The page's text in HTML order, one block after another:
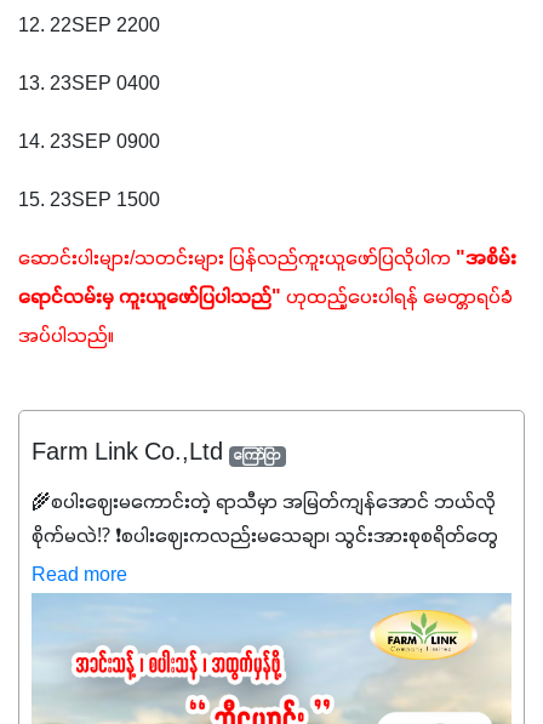
12. 22SEP 2200
13. 23SEP 0400
14. 23SEP 0900
15. 23SEP 1500
ဆောင်းပါးများ/သတင်းများ ပြန်လည်ကူးယူဖော်ပြလိုပါက "အစိမ်း
ရောင်လမ်းမှ ကူးယူဖော်ပြပါသည်" ဟုထည့်ပေးပါရန် မေတ္တာရပ်ခံ
အပ်ပါသည်။
Farm Link Co.,Ltd ကြော်ငြာ
🌾စပါးဈေးမကောင်းတဲ့ ရာသီမှာ အမြတ်ကျန်အောင် ဘယ်လို
စိုက်မလဲ⁉️ ❗စပါးဈေးကလည်းမသေချာ၊ သွင်းအားစုစရိတ်တွေ
ကလည်း တက်နေတဲ့ဒီလိုအချိန်မှာ သွင်းအားစုဖိုးကို လျှော့ချပြီး
အထွက်နှုန်းကို ထိန်းထားနိုင်မှ ဦးကြီးတို့ အဆင်ပြေမှာနော် ✔️ဒါ
ကြောင့် ကိုယ်သုံးသမျှ ကိုယ့်အတွက်အကျိုးရစေမယ့်
အရည်အသွေးစိတ်ချရတဲ့ သွင်းအားစုပစ္စည်းတွေကိုပဲ ရွေးချယ်
သုံးသင့်ပါတယ်။
Read more